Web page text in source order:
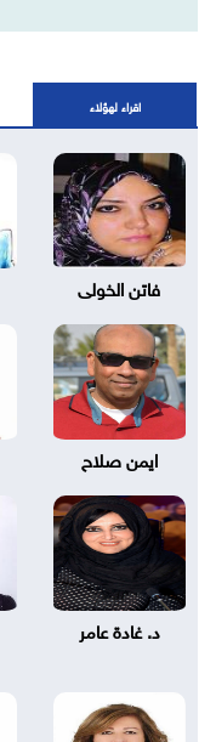
اقراء لهؤلاء
فاتن الخولى
ايمن صلاح
د. غادة عامر